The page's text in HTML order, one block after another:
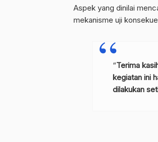
Aspek yang dinilai
mekanisme uji
“Terima
kegiatan ini
dilakukan